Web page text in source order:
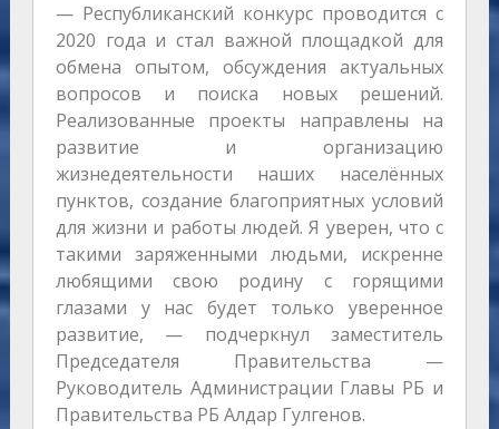
— Республиканский конкурс проводится с
2020 года и стал важной площадкой для
обмена опытом, обсуждения актуальных
вопросов и поиска новых решений.
Реализованные проекты направлены на
развитие и организацию
жизнедеятельности наших населённых
пунктов, создание благоприятных условий
для жизни и работы людей. Я уверен, что с
такими заряженными людьми, искренне
любящими свою родину с горящими
глазами у нас будет только уверенное
развитие, — подчеркнул заместитель
Председателя Правительства —
Руководитель Администрации Главы РБ и
Правительства РБ Алдар Гулгенов.